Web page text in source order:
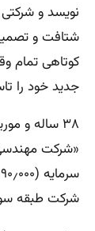
نویسد و
شتافت و
کوتاهی تمام
جدید خود را
شرکت طبقه